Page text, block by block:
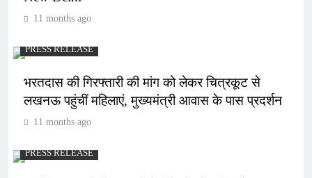
11 months ago
PRESS RELEASE
भरतदास की गिरफ्तारी की मांग को लेकर चित्रकूट से
लखनऊ पहुंचीं महिलाएं, मुख्यमंत्री आवास के पास प्रदर्शन
11 months ago
PRESS RELEASE